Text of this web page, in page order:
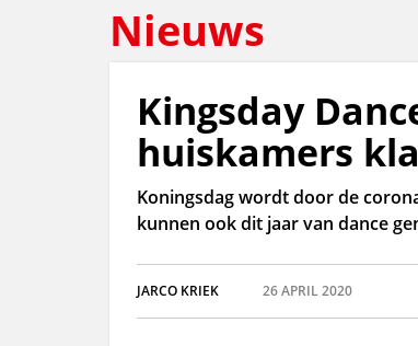
Nieuws
Kingsday
huiskamers
Koningsdag wordt door de
kunnen ook dit jaar van dance
JARCO KRIEK 26 APRIL 2020